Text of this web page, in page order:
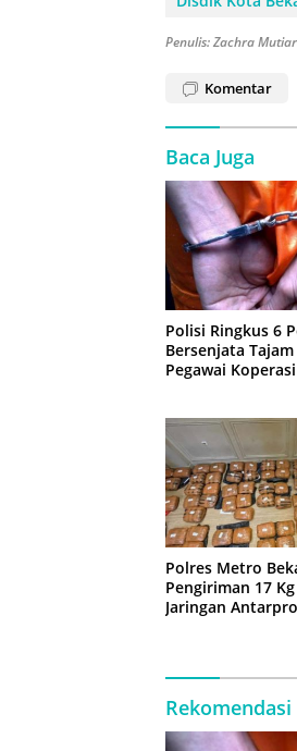
Penulis: Zachra
Komentar
Baca Juga
Polisi Ringkus 6
Bersenjata
Pegawai
Polres Metro
Pengiriman 17
Jaringan